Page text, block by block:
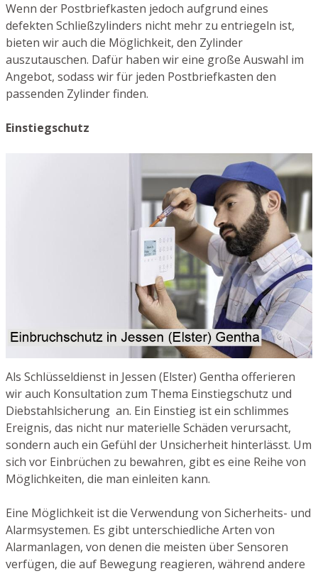
Wenn der Postbriefkasten jedoch aufgrund eines
defekten Schließzylinders nicht mehr zu entriegeln ist,
bieten wir auch die Möglichkeit, den Zylinder
auszutauschen. Dafür haben wir eine große Auswahl im
Angebot, sodass wir für jeden Postbriefkasten den
passenden Zylinder finden.
Einstiegschutz
Als Schlüsseldienst in Jessen (Elster) Gentha offerieren
wir auch Konsultation zum Thema Einstiegschutz und
Diebstahlsicherung an. Ein Einstieg ist ein schlimmes
Ereignis, das nicht nur materielle Schäden verursacht,
sondern auch ein Gefühl der Unsicherheit hinterlässt. Um
sich vor Einbrüchen zu bewahren, gibt es eine Reihe von
Möglichkeiten, die man einleiten kann.
Eine Möglichkeit ist die Verwendung von Sicherheits- und
Alarmsystemen. Es gibt unterschiedliche Arten von
Alarmanlagen, von denen die meisten über Sensoren
verfügen, die auf Bewegung reagieren, während andere